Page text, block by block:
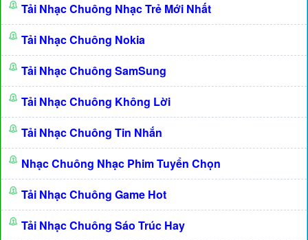
Tải Nhạc Chuông Nhạc Trẻ Mới Nhất
Tải Nhạc Chuông Nokia
Tải Nhạc Chuông SamSung
Tải Nhạc Chuông Không Lời
Tải Nhạc Chuông Tin Nhắn
Nhạc Chuông Nhạc Phim Tuyển Chọn
Tải Nhạc Chuông Game Hot
Tải Nhạc Chuông Sáo Trúc Hay